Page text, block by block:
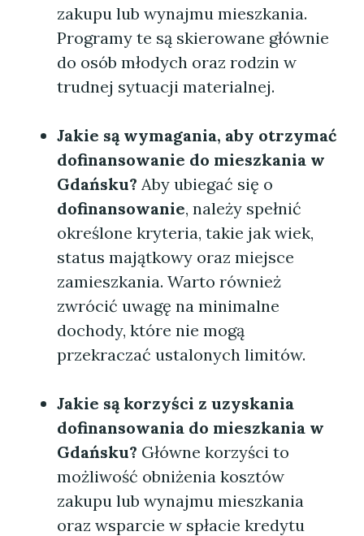
zakupu lub wynajmu mieszkania.
Programy te są skierowane głównie
do osób młodych oraz rodzin w
trudnej sytuacji materialnej.
Jakie są wymagania, aby otrzymać
dofinansowanie do mieszkania w
Gdańsku? Aby ubiegać się o
dofinansowanie, należy spełnić
określone kryteria, takie jak wiek,
status majątkowy oraz miejsce
zamieszkania. Warto również
zwrócić uwagę na minimalne
dochody, które nie mogą
przekraczać ustalonych limitów.
Jakie są korzyści z uzyskania
dofinansowania do mieszkania w
Gdańsku? Główne korzyści to
możliwość obniżenia kosztów
zakupu lub wynajmu mieszkania
oraz wsparcie w spłacie kredytu